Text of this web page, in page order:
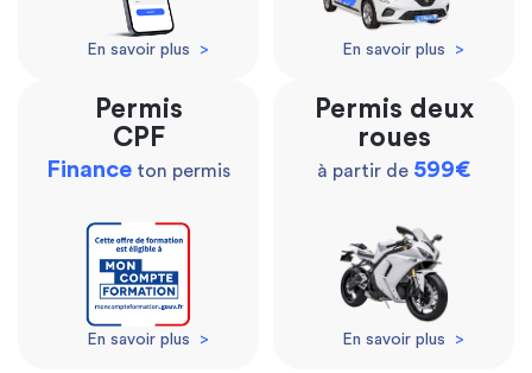
En savoir plus > En savoir plus >
Permis
CPF
Finance ton permis
En savoir plus >
Permis deux
roues
à partir de 599€
En savoir plus >